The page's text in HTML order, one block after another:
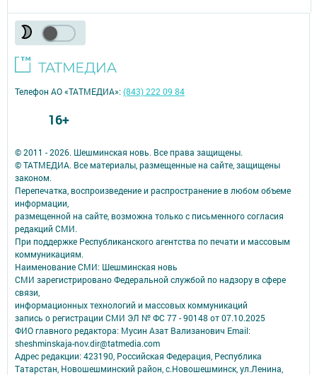
© 2011 - 2026. Шешминская новь. Все права защищены.
© ТАТМЕДИА. Все материалы, размещенные на сайте, защищены
законом.
Перепечатка, воспроизведение и распространение в любом объеме
информации,
размещенной на сайте, возможна только с письменного согласия
редакций СМИ.
При поддержке Республиканского агентства по печати и массовым
коммуникациям.
Наименование СМИ: Шешминская новь
СМИ зарегистрировано Федеральной службой по надзору в сфере
связи,
информационных технологий и массовых коммуникаций
запись о регистрации СМИ ЭЛ № ФС 77 - 90148 от 07.10.2025
ФИО главного редактора: Мусин Азат Вализанович Email:
sheshminskaja-nov.dir@tatmedia.com
Адрес редакции: 423190, Российская Федерация, Республика
Татарстан, Новошешминский район, с.Новошешминск, ул.Ленина,
Телефон АО «ТАТМЕДИА»:(843) 222 09 84
16+